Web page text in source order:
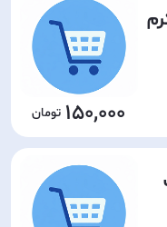
150,000